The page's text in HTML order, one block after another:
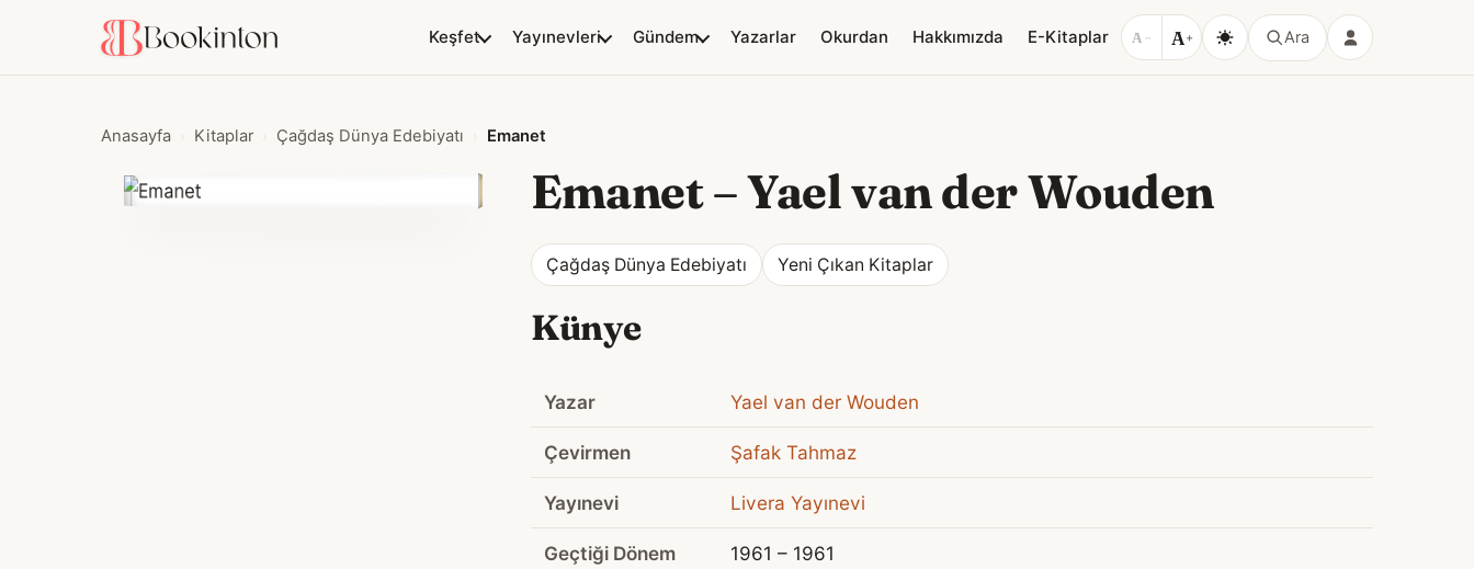
Keşfet Yayınevleri Gündem Yazarlar Okurdan Hakkımızda E-Kitaplar A − A+ Ara
Anasayfa Kitaplar Çağdaş Dünya Edebiyatı Emanet
Emanet–Yael van der Wouden
Çağdaş Dünya Edebiyatı Yeni Çıkan Kitaplar
Künye
Yazar Yael van der Wouden
Çevirmen Şafak Tahmaz
Yayınevi Livera Yayınevi
Geçtiği Dönem 1961 – 1961